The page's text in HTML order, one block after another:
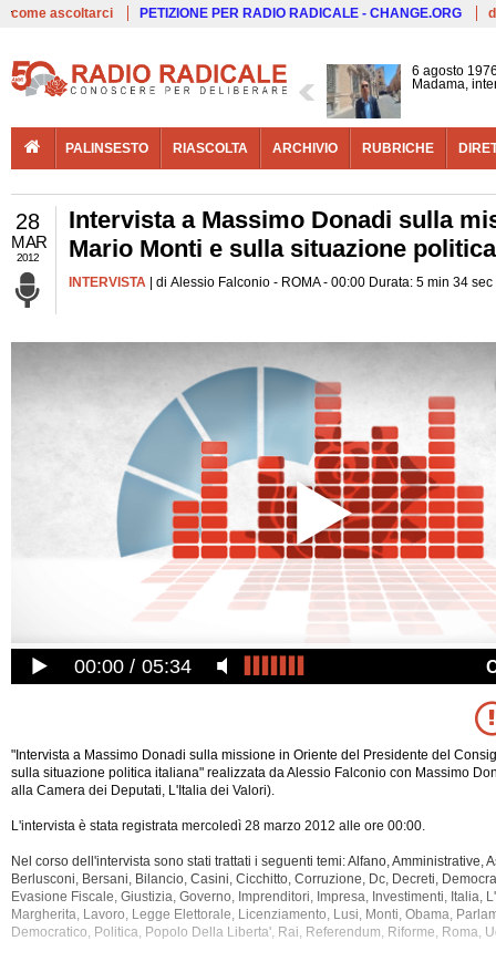
come ascoltarci PETIZIONE PER RADIO RADICALE - CHANGE.ORG
6 agosto
Madama,
PALINSESTO RIASCOLTA ARCHIVIO RUBRICHE
28
MAR
2012
Intervista a Massimo Donadi sulla
Mario Monti e sulla situazione
INTERVISTA | di Alessio Falconio - ROMA - 00:00 Durata: 5 min 34 sec
00:00 05:34
"Intervista a Massimo Donadi sulla missione in Oriente del Presidente del
sulla situazione politica italiana" realizzata da Alessio Falconio con Massimo
alla Camera dei Deputati, L'Italia dei Valori).
L'intervista è stata registrata mercoledì 28 marzo 2012 alle ore 00:00.
Nel corso dell'intervista sono stati trattati i seguenti temi: Alfano, Amministrative,
Berlusconi, Bersani, Bilancio, Casini, Cicchitto, Corruzione, Dc, Decreti,
Evasione Fiscale, Giustizia, Governo, Imprenditori, Impresa, Investimenti, Italia,
Margherita, Lavoro, Legge Elettorale, Licenziamento, Lusi, Monti, Obama,
Democratico, Politica, Popolo Della Liberta', Rai, Referendum, Riforme, Roma,